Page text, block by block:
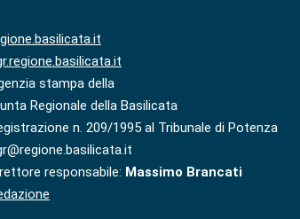
stampa della
Regionale della Basilicata
n. 209/1995 al Tribunale di Potenza
responsabile: Massimo Brancati